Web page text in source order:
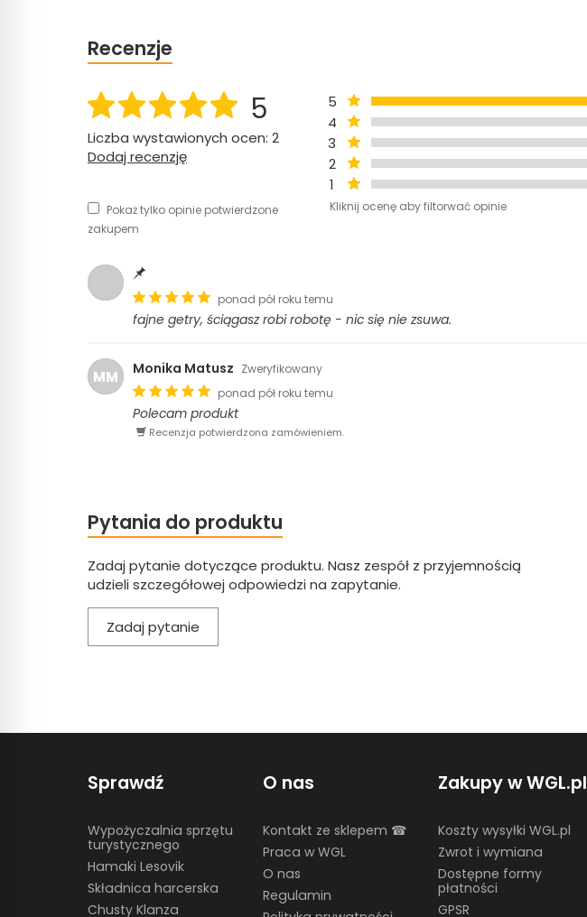
Recenzje
5
Liczba wystawionych ocen: 2
Dodaj recenzję
Pokaż tylko opinie potwierdzone
zakupem
5
4
3
2
1
Kliknij ocenę aby filtorwać opinie
ponad pół roku temu
fajne getry, ściągasz robi robotę - nic się nie zsuwa.
MM Monika Matusz Zweryfikowany
ponad pół roku temu
Polecam produkt
Recenzja potwierdzona zamówieniem.
Pytania do produktu
Zadaj pytanie dotyczące produktu. Nasz zespół z przyjemnością
udzieli szczegółowej odpowiedzi na zapytanie.
Zadaj pytanie
Sprawdź
Wypożyczalnia sprzętu
turystycznego
Hamaki Lesovik
Składnica harcerska
Chusty Klanza
O nas
Kontakt ze sklepem ☎
Praca w WGL
O nas
Regulamin
Zakupy w WGL.pl
Koszty wysyłki WGL.pl
Zwrot i wymiana
Dostępne formy
płatności
GPSR